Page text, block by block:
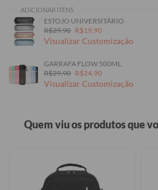
ADICIONAR ITENS
ESTOJO UNIVERSITÁRIO
R$29,90 R$19,90
Visualizar Customização
GARRAFA FLOW 500ML
R$29,90 R$24,90
Visualizar Customização
Quem viu os produtos que